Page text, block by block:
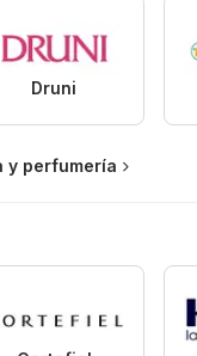
Druni
y perfumería